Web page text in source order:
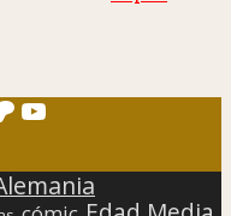
YouTube